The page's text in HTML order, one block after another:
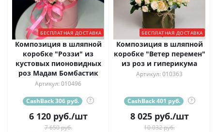
БЕСПЛАТНАЯ ДОСТАВКА
Композиция в шляпной
коробке "Роззи" из
кустовых пионовидных
роз Мадам Бомбастик
Артикул: 010496
CashBack 306 руб. ?
6 120руб./шт
7 650 руб.
БЕСПЛАТНАЯ ДОСТАВКА
Композиция в шляпной
коробке "Ветер перемен"
из роз и гиперикума
Артикул: 010363
CashBack 401 руб. ?
8 025руб./шт
10 032 руб.